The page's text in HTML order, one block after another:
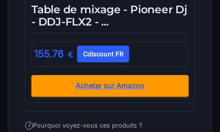
Table de mixage - Pioneer Dj
- DDJ-FLX2 - ...
155.76 € Cdiscount FR
Acheter sur Amazon
i Pourquoi voyez-vous ces produits ?